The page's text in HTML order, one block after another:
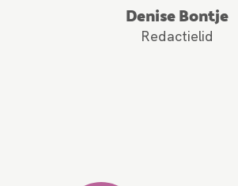
Denise Bontje
Redactielid